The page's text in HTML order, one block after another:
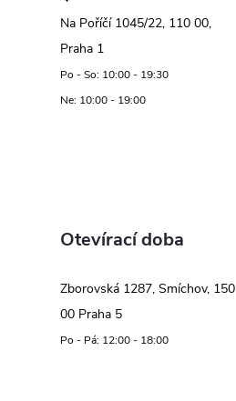
Na Poříčí 1045/22, 110 00,
Praha 1
Po - So: 10:00 - 19:30
Ne: 10:00 - 19:00
Otevírací doba
Zborovská 1287, Smíchov, 150
00 Praha 5
Po - Pá: 12:00 - 18:00